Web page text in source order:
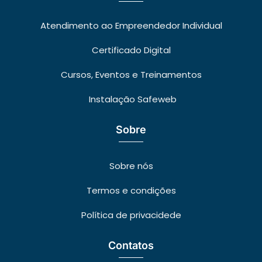
Atendimento ao Empreendedor Individual
Certificado Digital
Cursos, Eventos e Treinamentos
Instalação Safeweb
Sobre
Sobre nós
Termos e condições
Política de privacidede
Contatos